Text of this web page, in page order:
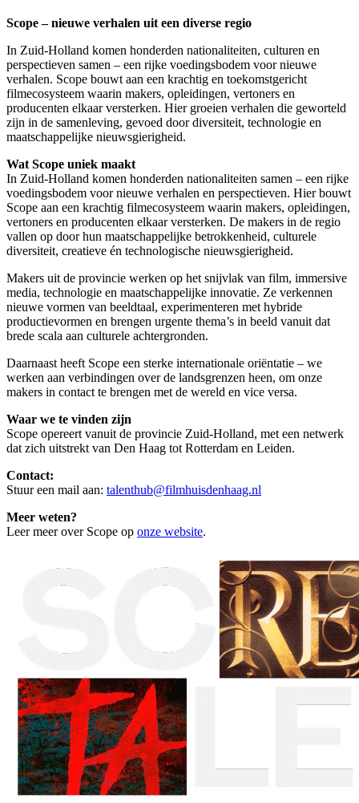
Scope – nieuwe verhalen uit een diverse regio
In Zuid-Holland komen honderden nationaliteiten, culturen en
perspectieven samen – een rijke voedingsbodem voor nieuwe
verhalen. Scope bouwt aan een krachtig en toekomstgericht
filmecosysteem waarin makers, opleidingen, vertoners en
producenten elkaar versterken. Hier groeien verhalen die geworteld
zijn in de samenleving, gevoed door diversiteit, technologie en
maatschappelijke nieuwsgierigheid.
Wat Scope uniek maakt
In Zuid-Holland komen honderden nationaliteiten samen – een rijke
voedingsbodem voor nieuwe verhalen en perspectieven. Hier bouwt
Scope aan een krachtig filmecosysteem waarin makers, opleidingen,
vertoners en producenten elkaar versterken. De makers in de regio
vallen op door hun maatschappelijke betrokkenheid, culturele
diversiteit, creatieve én technologische nieuwsgierigheid.
Makers uit de provincie werken op het snijvlak van film, immersive
media, technologie en maatschappelijke innovatie. Ze verkennen
nieuwe vormen van beeldtaal, experimenteren met hybride
productievormen en brengen urgente thema’s in beeld vanuit dat
brede scala aan culturele achtergronden.
Daarnaast heeft Scope een sterke internationale oriëntatie – we
werken aan verbindingen over de landsgrenzen heen, om onze
makers in contact te brengen met de wereld en vice versa.
Waar we te vinden zijn
Scope opereert vanuit de provincie Zuid-Holland, met een netwerk
dat zich uitstrekt van Den Haag tot Rotterdam en Leiden.
Contact:
Stuur een mail aan: talenthub@filmhuisdenhaag.nl
Meer weten?
Leer meer over Scope op onze website.